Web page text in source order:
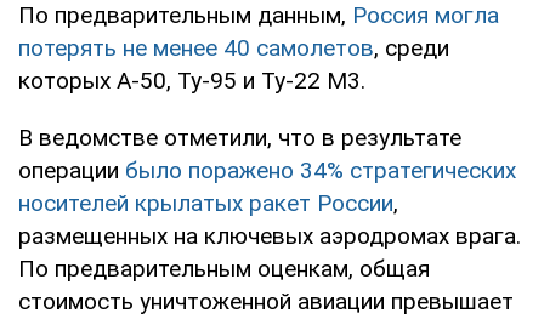
По предварительным данным, Россия могла
потерять не менее 40 самолетов, среди
которых А-50, Ту-95 и Ту-22 М3.
В ведомстве отметили, что в результате
операции было поражено 34% стратегических
носителей крылатых ракет России,
размещенных на ключевых аэродромах врага.
По предварительным оценкам, общая
стоимость уничтоженной авиации превышает